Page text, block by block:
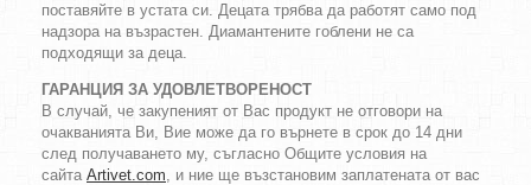
поставяйте в устата си. Децата трябва да работят само под
надзора на възрастен. Диамантените гоблени не са
подходящи за деца.
ГАРАНЦИЯ ЗА УДОВЛЕТВОРЕНОСТ
В случай, че закупеният от Вас продукт не отговори на
очакванията Ви, Вие може да го върнете в срок до 14 дни
след получаването му, съгласно Общите условия на
сайта Artivet.com, и ние ще възстановим заплатената от вас